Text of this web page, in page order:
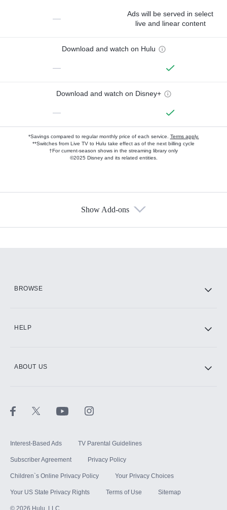
—
Ads will be served in select
live and linear content
Download and watch on Hulu
—
Download and watch on Disney+
—
*Savings compared to regular monthly price of each service. Terms apply.
**Switches from Live TV to Hulu take effect as of the next billing cycle
†For current-season shows in the streaming library only
©2025 Disney and its related entities.
Show Add-ons
BROWSE
HELP
ABOUT US
Interest-Based Ads TV Parental Guidelines
Subscriber Agreement Privacy Policy
Children`s Online Privacy Policy Your Privacy Choices
Your US State Privacy Rights Terms of Use Sitemap
© 2026 Hulu, LLC